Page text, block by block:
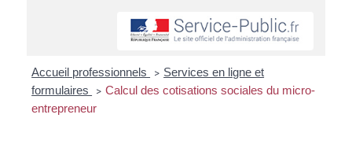
Accueil professionnels > Services en ligne et
formulaires
> Calcul des cotisations sociales du micro-
entrepreneur